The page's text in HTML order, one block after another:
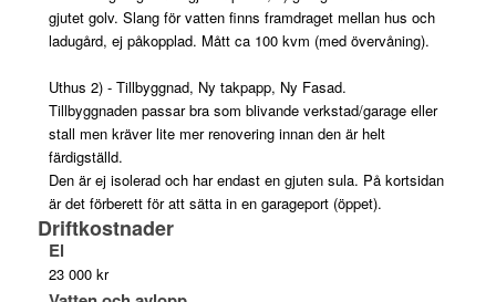
gjutet golv. Slang för vatten finns framdraget mellan hus och
ladugård, ej påkopplad. Mått ca 100 kvm (med övervåning).
Uthus 2) - Tillbyggnad, Ny takpapp, Ny Fasad.
Tillbyggnaden passar bra som blivande verkstad/garage eller
stall men kräver lite mer renovering innan den är helt
färdigställd.
Den är ej isolerad och har endast en gjuten sula. På kortsidan
är det förberett för att sätta in en garageport (öppet).
Driftkostnader
El
23 000 kr